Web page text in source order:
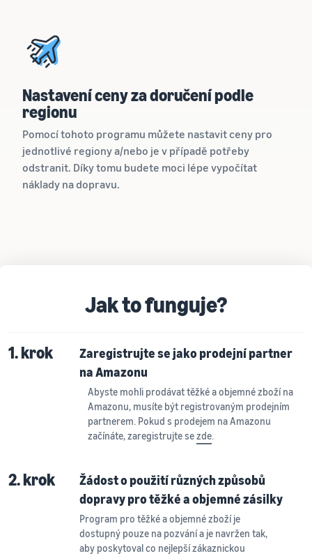
Nastavení ceny za doručení podle
regionu
Pomocí tohoto programu můžete nastavit ceny pro
jednotlivé regiony a/nebo je v případě potřeby
odstranit. Díky tomu budete moci lépe vypočítat
náklady na dopravu.
Jak to funguje?
1. krok
Zaregistrujte se jako prodejní partner
na Amazonu
Abyste mohli prodávat těžké a objemné zboží na
Amazonu, musíte být registrovaným prodejním
partnerem. Pokud s prodejem na Amazonu
začínáte, zaregistrujte sezde.
2. krok
Žádost o použití různých způsobů
dopravy pro těžké a objemné zásilky
Program pro těžké a objemné zboží je
dostupný pouze na pozvání a je navržen tak,
aby poskytoval co nejlepší zákaznickou